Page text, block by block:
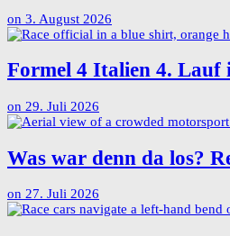
on 3. August 2026
Formel 4 Italien 4. Lauf
on 29. Juli 2026
Was war denn da los?
on 27. Juli 2026